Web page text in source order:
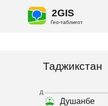
2GIS
Гео-таблиғот
Душанбе
Д
Таджикстан